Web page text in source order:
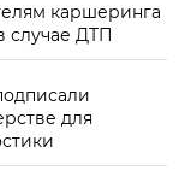
каршеринга
случае ДТП
для